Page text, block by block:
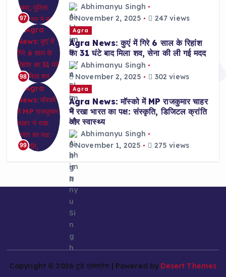
97
Abhimanyu Singh
November 2, 2025
247 views
98
Agra
Agra News: कुएं में गिरे 6 साल के रिहांश
का 31 घंटे बाद मिला शव, सेना की ली गई मदद
Abhimanyu Singh
November 2, 2025
302 views
99
Agra
Agra News: मॉस्को में MP राजकुमार चाहर
ने रखा भारत का पक्ष: संस्कृति, डिजिटल क्रांति
और स्वास्थ्य
Abhimanyu Singh
November 1, 2025
275 views
Copyright © 2026 टुडे एक्सप्रेस | Powered by Desert Themes